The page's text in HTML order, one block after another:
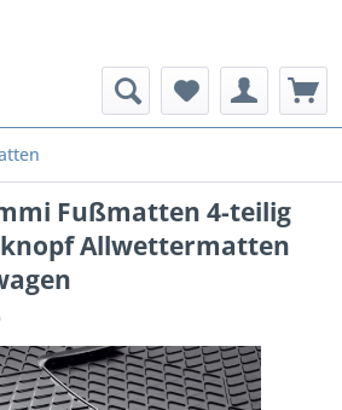
Fußmatten 4-teilig
Allwettermatten